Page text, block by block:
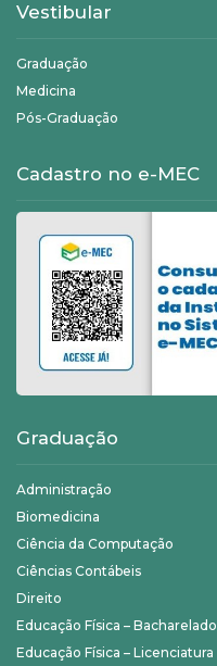
Vestibular
Graduação
Medicina
Pós-Graduação
Cadastro no e-MEC
Graduação
Administração
Biomedicina
Ciência da Computação
Ciências Contábeis
Direito
Educação Física – Bacharelado
Educação Física – Licenciatura